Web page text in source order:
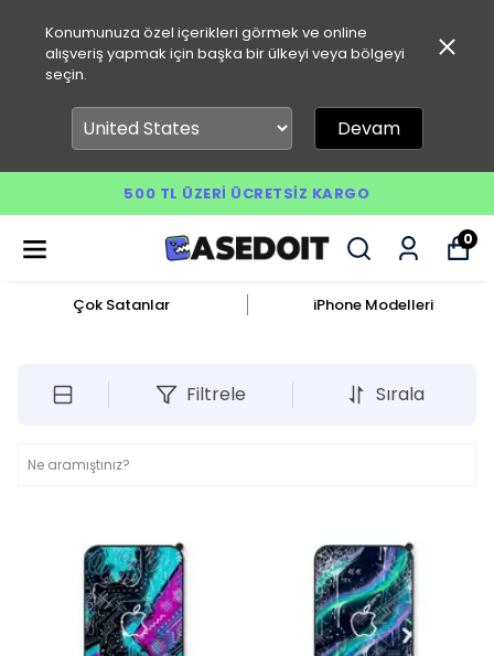
Konumunuza özel içerikleri görmek ve online
alışveriş yapmak için başka bir ülkeyi veya bölgeyi
seçin.
Devam
500 TL ÜZERI ÜCRETSIZ KARGO
0
Çok Satanlar iPhone Modelleri
Filtrele Sırala